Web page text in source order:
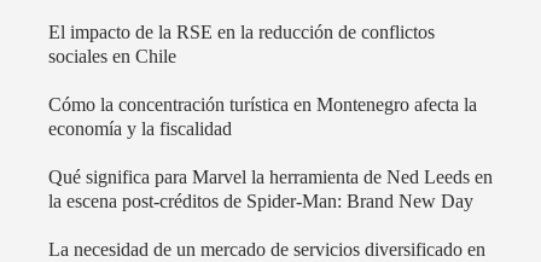
El impacto de la RSE en la reducción de conflictos
sociales en Chile
Cómo la concentración turística en Montenegro afecta la
economía y la fiscalidad
Qué significa para Marvel la herramienta de Ned Leeds en
la escena post-créditos de Spider-Man: Brand New Day
La necesidad de un mercado de servicios diversificado en